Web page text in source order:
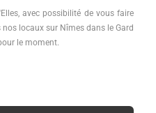
avec possibilité de vous faire
locaux sur Nîmes dans le Gard
le moment.